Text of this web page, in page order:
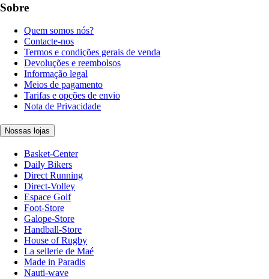
Sobre
Quem somos nós?
Contacte-nos
Termos e condições gerais de venda
Devoluções e reembolsos
Informação legal
Meios de pagamento
Tarifas e opções de envio
Nota de Privacidade
Nossas lojas
Basket-Center
Daily Bikers
Direct Running
Direct-Volley
Espace Golf
Foot-Store
Galope-Store
Handball-Store
House of Rugby
La sellerie de Maé
Made in Paradis
Nauti-wave